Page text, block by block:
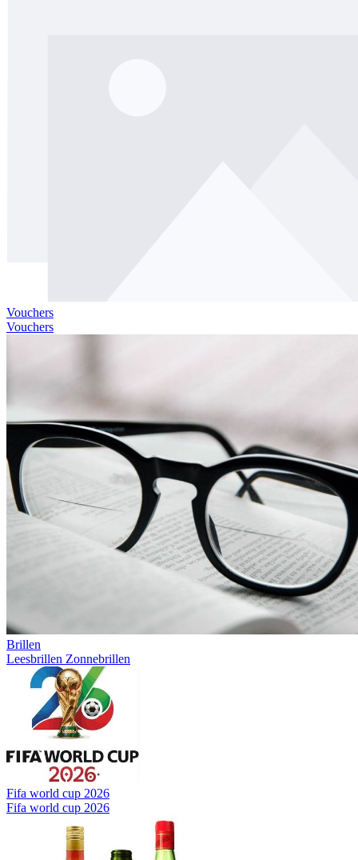
Vouchers
Vouchers
Brillen
Leesbrillen Zonnebrillen
Fifa world cup 2026
Fifa world cup 2026